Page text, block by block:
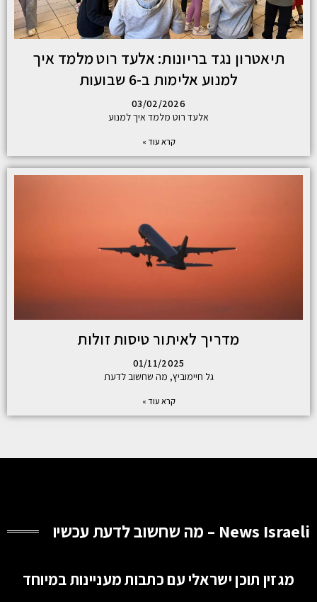
תיאטרון נגד בריונות: אלעד רוט מלמד איך
למנוע אלימות ב-6 שבועות
03/02/2026
אלעד רוט מלמד איך למנוע
קרא עוד »
מדריך לאיתור טיסות זולות
01/11/2025
גל חיימוביץ, מה שחשוב לדעת
קרא עוד »
News Israeli – מה שחשוב לדעת עכשיו
מגזין תוכן ישראלי עם כתבות מעניינות במיוחד